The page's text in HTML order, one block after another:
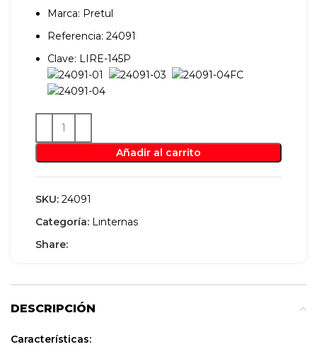
Marca: Pretul
Referencia: 24091
Clave: LIRE-145P
Añadir al carrito
SKU: 24091
Categoría: Linternas
Share:
DESCRIPCIÓN
Características: